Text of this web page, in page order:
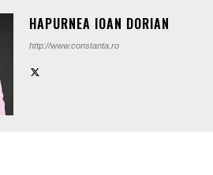
HAPURNEA IOAN DORIAN
http://www.constanta.ro